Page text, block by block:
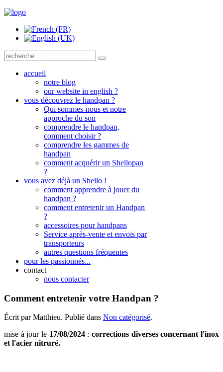
accueil
notre blog
our website in english ?
vous découvrez le handpan ?
Qui sommes-nous et notre
approche du son
comprendre le handpan,
comment choisir ?
comprendre les gammes de
handpan
comment acquérir un Shellopan
?
vous avez déjà un Shello !
comment apprendre à jouer du
handpan ?
comment entretenir un Handpan
?
accessoires pour handpans
Service après-vente et envois par
transporteurs
autres questions fréquentes
pour les passionnés...
contact
nous contacter
Comment entretenir votre Handpan ?
Écrit par Matthieu. Publié dans Non catégorisé.
mise à jour le 17/08/2024 :corrections diverses concernant l'inox
et l'acier nitruré.